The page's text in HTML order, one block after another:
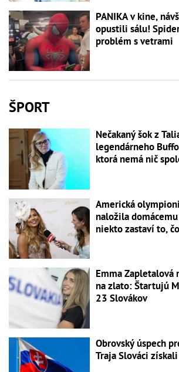
PANIKA v kine,
opustili sálu!
problém s vetrami
ŠPORT
Nečakaný šok z
legendárneho
ktorá nemá nič
Americká
naložila
niekto zastaví to,
Emma Zapletalová
na zlato: Štartujú
23 Slovákov
Obrovský úspech
Traja Slováci